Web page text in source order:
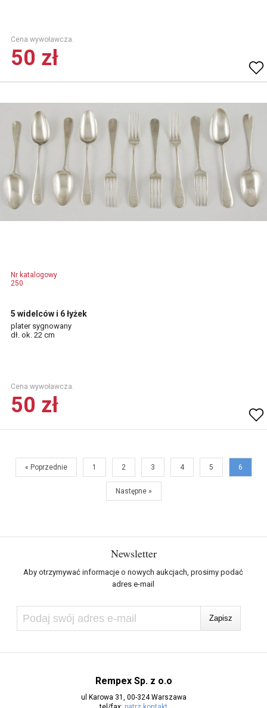
Cena wywoławcza.
50 zł
Nr katalogowy
250
5 widelców i 6 łyżek
plater sygnowany
dł. ok. 22 cm
Cena wywoławcza.
50 zł
« Poprzednie 1 2 3 4 5 6
Następne »
Newsletter
Aby otrzymywać informacje o nowych aukcjach, prosimy podać
adres e-mail
Rempex Sp. z o.o
ul Karowa 31, 00-324 Warszawa